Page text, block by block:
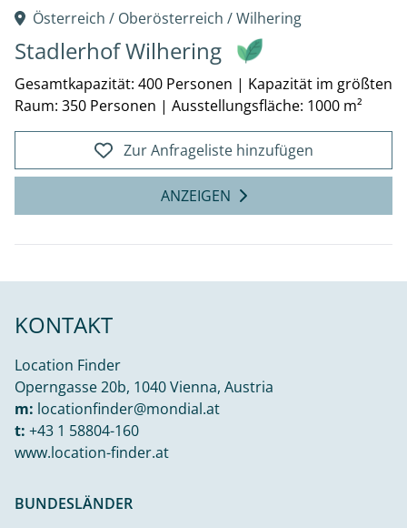
Österreich / Oberösterreich /Wilhering
Stadlerhof Wilhering
Gesamtkapazität: 400 Personen | Kapazität im größten
Raum: 350 Personen | Ausstellungsfläche: 1000 m²
Zur Anfrageliste hinzufügen
ANZEIGEN
KONTAKT
Location Finder
Operngasse 20b, 1040 Vienna, Austria
m: locationfinder@mondial.at
t: +43 1 58804-160
www.location-finder.at
BUNDESLÄNDER